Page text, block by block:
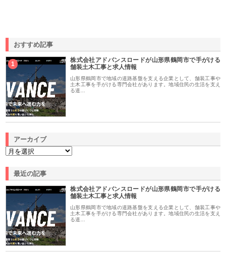
おすすめ記事
1
株式会社アドバンスロードが山形県鶴岡市で手がける
舗装土木工事と求人情報
山形県鶴岡市で地域の道路基盤を支える企業として、舗装工事や
土木工事を手がける専門会社があります。地域住民の生活を支え
る道…
アーカイブ
最近の記事
株式会社アドバンスロードが山形県鶴岡市で手がける
舗装土木工事と求人情報
山形県鶴岡市で地域の道路基盤を支える企業として、舗装工事や
土木工事を手がける専門会社があります。地域住民の生活を支え
る道…